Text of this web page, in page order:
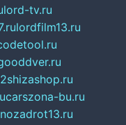
lord-tv.ru
lordfilm13.ru
2shizashop.ru
carszona-bu.ru